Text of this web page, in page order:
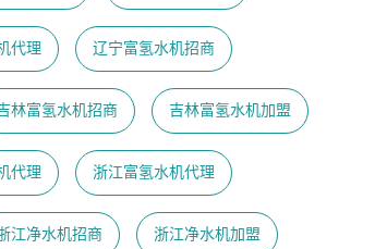
代理 辽宁富氢水机招商
林富氢水机招商 吉林富氢水机加盟
代理 浙江富氢水机代理
江净水机招商 浙江净水机加盟